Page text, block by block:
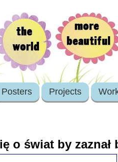
Posters Projects
o świat by zaznał